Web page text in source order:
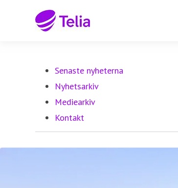
Senaste nyheterna
Nyhetsarkiv
Mediearkiv
Kontakt